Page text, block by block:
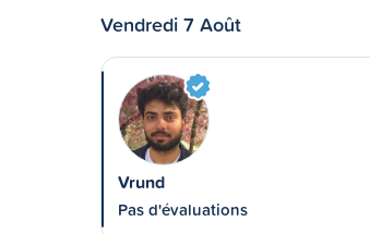
Vendredi 7 Août
Vrund
Pas d'évaluations